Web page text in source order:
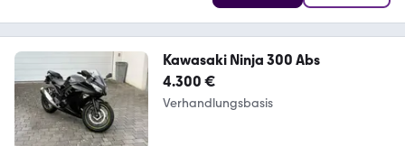
Kawasaki Ninja 300 Abs
4.300 €
Verhandlungsbasis